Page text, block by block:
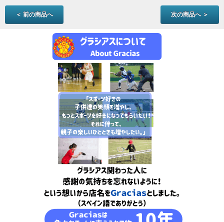
＜ 前の商品へ 次の商品へ ＞